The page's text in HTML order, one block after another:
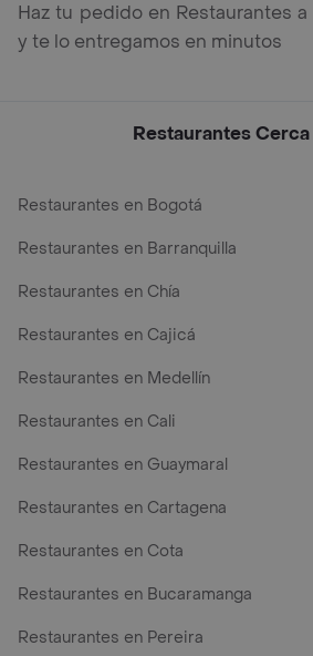
Haz tu pedido en Restaurantes
y te lo entregamos en minutos
Restaurantes
Restaurantes en Bogotá
Restaurantes en Barranquilla
Restaurantes en Chía
Restaurantes en Cajicá
Restaurantes en Medellín
Restaurantes en Cali
Restaurantes en Guaymaral
Restaurantes en Cartagena
Restaurantes en Cota
Restaurantes en Bucaramanga
Restaurantes en Pereira